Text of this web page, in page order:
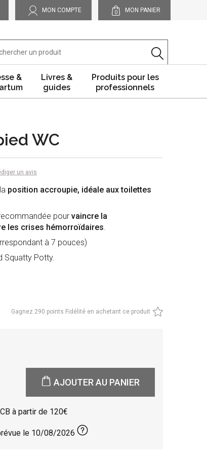
MON COMPTE 0 MON PANIER
&
Livres &
guides
Produits pour les
professionnels
WC
un avis
position accroupie, idéale aux toilettes
pour vaincre la
les crises hémorroïdaires.
à 7 pouces)
Squatty Potty.
Gagnez 290 points Fidélité en achetant ce produit
AJOUTER AU PANIER
à partir de 120
le 10/08/2026